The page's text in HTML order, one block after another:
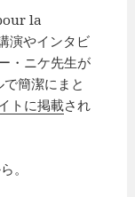
la
演やインタビ
・ニケ先生が
簡潔にまと
トに掲載され
。